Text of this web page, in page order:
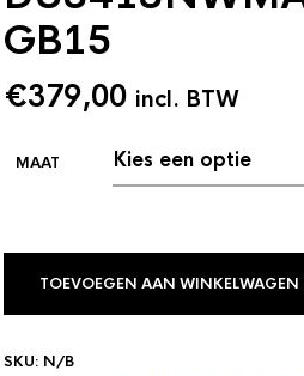
GB15
€379,00 incl. BTW
TOEVOEGEN AAN WINKELWAGEN
SKU: N/B